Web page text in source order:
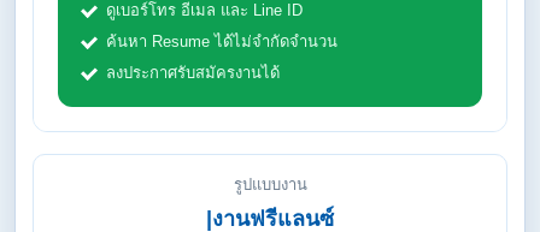
ดูเบอร์โทร อีเมล และ Line ID
ค้นหา Resume ได้ไม่จำกัดจำนวน
ลงประกาศรับสมัครงานได้
รูปแบบงาน
|งานฟรีแลนซ์